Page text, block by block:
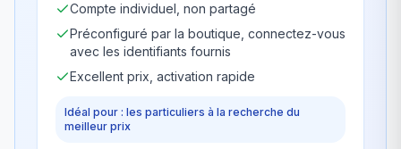
Compte individuel, non partagé
Préconfiguré par la boutique, connectez-vous
avec les identifiants fournis
Excellent prix, activation rapide
Idéal pour : les particuliers à la recherche du
meilleur prix